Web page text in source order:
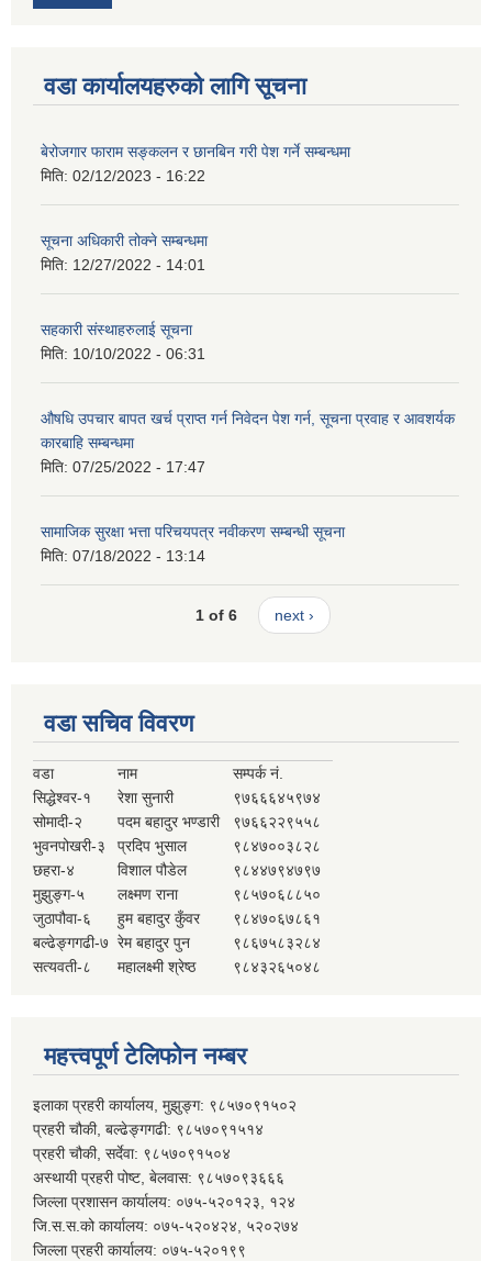
वडा कार्यालयहरुको लागि सूचना
बेरोजगार फाराम सङ्कलन र छानबिन गरी पेश गर्ने सम्बन्धमा
मिति: 02/12/2023 - 16:22
सूचना अधिकारी तोक्ने सम्बन्धमा
मिति: 12/27/2022 - 14:01
सहकारी संस्थाहरुलाई सूचना
मिति: 10/10/2022 - 06:31
औषधि उपचार बापत खर्च प्राप्त गर्न निवेदन पेश गर्न, सूचना प्रवाह र आवशर्यक
कारबाहि सम्बन्धमा
मिति: 07/25/2022 - 17:47
सामाजिक सुरक्षा भत्ता परिचयपत्र नवीकरण सम्बन्धी सूचना
मिति: 07/18/2022 - 13:14
1 of 6 next ›
वडा सचिव विवरण
वडा नाम
सम्पर्क नं.
सिद्धेश्वर-१
रेशा सुनारी
९७६६६४५९७४
सोमादी-२
पदम बहादुर भण्डारी
९७६६२२९५५८
भुवनपोखरी-३
प्रदिप भुसाल
९८४७००३८२८
छहरा-४
विशाल पौडेल
९८४४७९४७९७
मुझुङ्ग-५
लक्ष्मण राना
९८५७०६८८५०
जुठापौवा-६
हुम बहादुर कुँवर
९८४७०६७८६१
बल्ढेङ्गगढी-७ रेम बहादुर पुन
९८६७५८३२८४
सत्यवती-८
महालक्ष्मी श्रेष्ठ ९८४३२६५०४८
महत्त्वपूर्ण टेलिफोन नम्बर
इलाका प्रहरी कार्यालय, मुझुङ्ग: ९८५७०९१५०२
प्रहरी चौकी, बल्ढेङ्गगढी: ९८५७०९१५१४
प्रहरी चौकी, सर्देवा: ९८५७०९१५०४
अस्थायी प्रहरी पोष्ट, बेलवास: ९८५७०९३६६६
जिल्ला प्रशासन कार्यालय: ०७५-५२०१२३, १२४
जि.स.स.को कार्यालय: ०७५-५२०४२४, ५२०२७४
जिल्ला प्रहरी कार्यालय: ०७५-५२०१९९